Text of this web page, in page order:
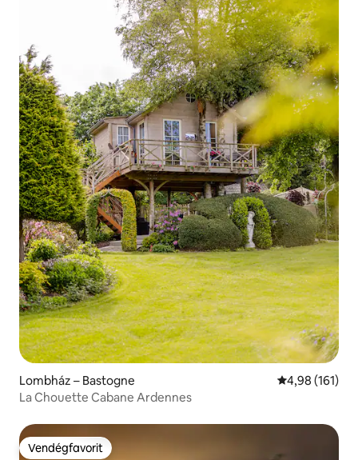
Lombház – Bastogne Átlagos
4,98 (161)
La Chouette Cabane Ardennes
Vendégfavorit
Vendégfavorit